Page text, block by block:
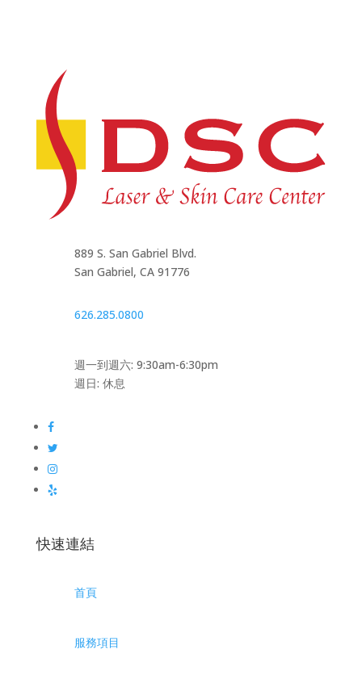
889 S. San Gabriel Blvd.
San Gabriel, CA 91776
626.285.0800
週一到週六: 9:30am-6:30pm
週日: 休息
快速連結
首頁
服務項目